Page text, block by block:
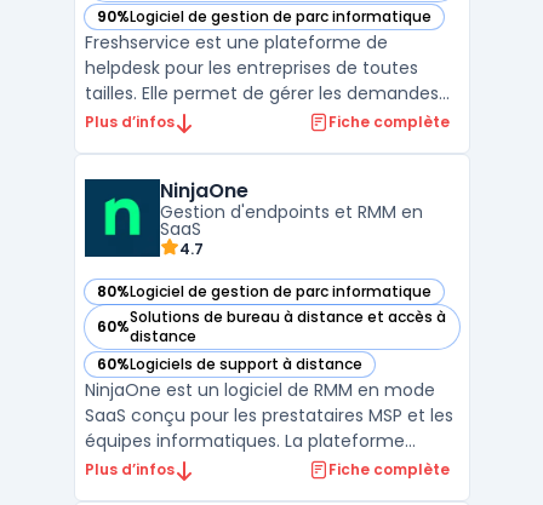
90%Logiciel de gestion de parc informatique
— voir Freshservice dans cette catégorie
Freshservice est une plateforme de
helpdesk pour les entreprises de toutes
tailles. Elle permet de gérer les demandes
de support clients, les incidents IT et les
utilisateurs peuvent soumettre des tickets
de support vi ...
Plus d’infos Fiche complète
NinjaOne
Gestion d'endpoints et RMM en
SaaS
4.7
80%Logiciel de gestion de parc informatique
— voir NinjaOne dans cette catégorie
60%Solutions de bureau à distance et accès à
distance
— voir NinjaOne dans cette catégorie
60%Logiciels de support à distance
— voir NinjaOne dans cette catégorie
NinjaOne est un logiciel de RMM en mode
SaaS conçu pour les prestataires MSP et les
équipes informatiques. La plateforme
centralise la supervision des postes et
Plus d’infos Fiche complète